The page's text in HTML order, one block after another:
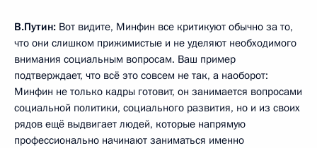
В.Путин: Вот видите, Минфин все критикуют обычно за то,
что они слишком прижимистые и не уделяют необходимого
внимания социальным вопросам. Ваш пример
подтверждает, что всё это совсем не так, а наоборот:
Минфин не только кадры готовит, он занимается вопросами
социальной политики, социального развития, но и из своих
рядов ещё выдвигает людей, которые напрямую
профессионально начинают заниматься именно